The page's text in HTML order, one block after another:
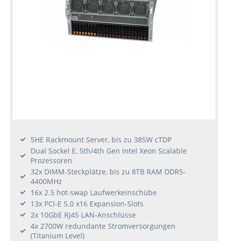
5HE Rackmount Server, bis zu 385W cTDP
Dual Sockel E, 5th/4th Gen Intel Xeon Scalable
Prozessoren
32x DIMM-Steckplätze, bis zu 8TB RAM DDR5-
4400MHz
16x 2.5 hot-swap Laufwerkeinschübe
13x PCI-E 5.0 x16 Expansion-Slots
2x 10GbE RJ45 LAN-Anschlüsse
4x 2700W redundante Stromversorgungen
(Titanium Level)